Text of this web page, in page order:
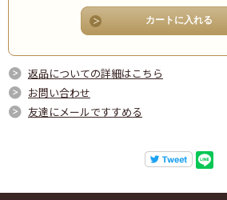
返品についての詳細はこちら
お問い合わせ
友達にメールですすめる